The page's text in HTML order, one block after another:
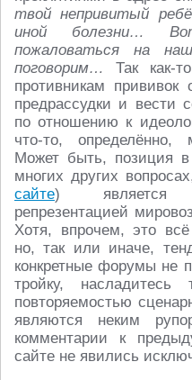
твой непривитый
иной болезни…
пожаловаться на
поговорим…
Так как-
противникам прививок
предрассудки и вести
по отношению к
что-то, определённо,
Может быть, позиция
многих других
сайте) является
репрезентацией
Хотя, впрочем, это
но, так или иначе,
конкретные форумы не
тройку, насладитесь
повторяемостью
являются неким
комментарии к
сайте не явились